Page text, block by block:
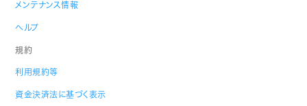
メンテナンス情報
ヘルプ
規約
利用規約等
資金決済法に基づく表示